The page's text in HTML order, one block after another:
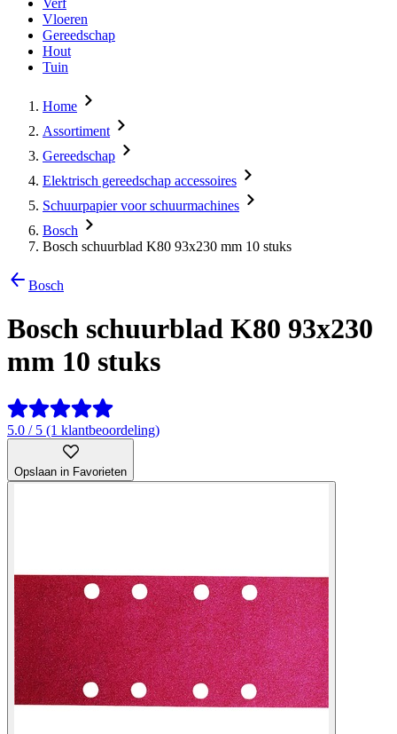
Verf
Vloeren
Gereedschap
Hout
Tuin
Home
Assortiment
Gereedschap
Elektrisch gereedschap accessoires
Schuurpapier voor schuurmachines
Bosch
Bosch schuurblad K80 93x230 mm 10 stuks
Bosch
Bosch schuurblad K80 93x230
mm 10 stuks
5.0 / 5 (1 klantbeoordeling)
Opslaan in Favorieten